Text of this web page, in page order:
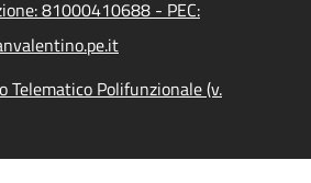
81000410688 - PEC:
Telematico Polifunzionale (v.